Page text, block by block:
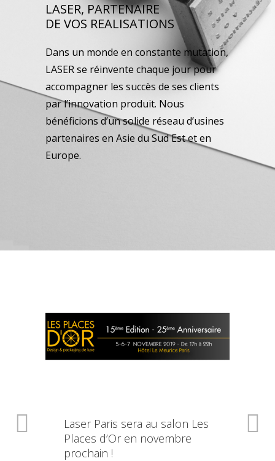
LASER, PARTENAIRE
DE VOS REALISATIONS
Dans un monde en constante mutation,
LASER se réinvente chaque jour pour
accompagner les succès de ses clients
par l’innovation produit. Nous
bénéficions d’un solide réseau d’usines
partenaires en Asie du Sud Est et en
Europe.
Laser Paris sera au salon Les
Places d’Or en novembre
prochain !